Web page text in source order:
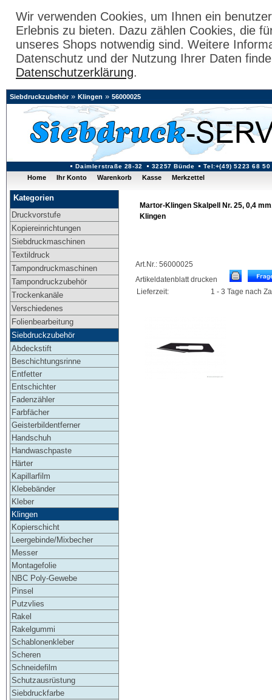
Wir verwenden Cookies, um Ihnen ein
Erlebnis zu bieten. Dazu zählen Cookies, die
unseres Shops notwendig sind. Weitere
Datenschutz und der Nutzung Ihrer Daten
Datenschutzerklärung.
Daimlerstraße 28-32 32257 Bünde Tel:+(49) 5223 68 50
Siebdruckzubehör» Klingen » 56000025
Home Ihr Konto Warenkorb Kasse Merkzettel
Kategorien
Druckvorstufe
Kopiereinrichtungen
Siebdruckmaschinen
Textildruck
Tampondruckmaschinen
Tampondruckzubehör
Trockenkanäle
Verschiedenes
Folienbearbeitung
Siebdruckzubehör
Abdeckstift
Beschichtungsrinne
Entfetter
Entschichter
Fadenzähler
Farbfächer
Geisterbildentferner
Handschuh
Handwaschpaste
Härter
Kapillarfilm
Klebebänder
Kleber
Klingen
Kopierschicht
Leergebinde/Mixbecher
Messer
Montagefolie
NBC Poly-Gewebe
Pinsel
Putzvlies
Rakel
Rakelgummi
Schablonenkleber
Scheren
Schneidefilm
Schutzausrüstung
Siebdruckfarbe
Martor-Klingen Skalpell Nr. 25, 0,4
Klingen
Art.Nr.: 56000025
Artikeldatenblatt drucken
Lieferzeit:
1 - 3 Tage nach